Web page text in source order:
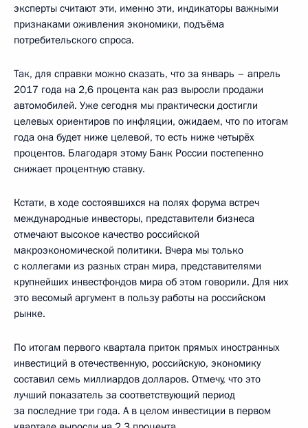
эксперты считают эти, именно эти, индикаторы важными
признаками оживления экономики, подъёма
потребительского спроса.
Так, для справки можно сказать, что за январь – апрель
2017 года на 2,6 процента как раз выросли продажи
автомобилей. Уже сегодня мы практически достигли
целевых ориентиров по инфляции, ожидаем, что по итогам
года она будет ниже целевой, то есть ниже четырёх
процентов. Благодаря этому Банк России постепенно
снижает процентную ставку.
Кстати, в ходе состоявшихся на полях форума встреч
международные инвесторы, представители бизнеса
отмечают высокое качество российской
макроэкономической политики. Вчера мы только
с коллегами из разных стран мира, представителями
крупнейших инвестфондов мира об этом говорили. Для них
это весомый аргумент в пользу работы на российском
рынке.
По итогам первого квартала приток прямых иностранных
инвестиций в отечественную, российскую, экономику
составил семь миллиардов долларов. Отмечу, что это
лучший показатель за соответствующий период
за последние три года. А в целом инвестиции в первом